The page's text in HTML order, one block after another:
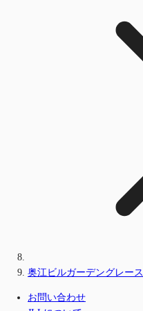
奥江ビルガーデングレース
お問い合わせ